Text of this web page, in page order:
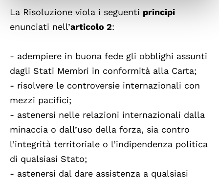
La Risoluzione viola i seguenti principi
enunciati nell’articolo 2:
- adempiere in buona fede gli obblighi assunti
dagli Stati Membri in conformità alla Carta;
- risolvere le controversie internazionali con
mezzi pacifici;
- astenersi nelle relazioni internazionali dalla
minaccia o dall’uso della forza, sia contro
l’integrità territoriale o l’indipendenza politica
di qualsiasi Stato;
- astenersi dal dare assistenza a qualsiasi